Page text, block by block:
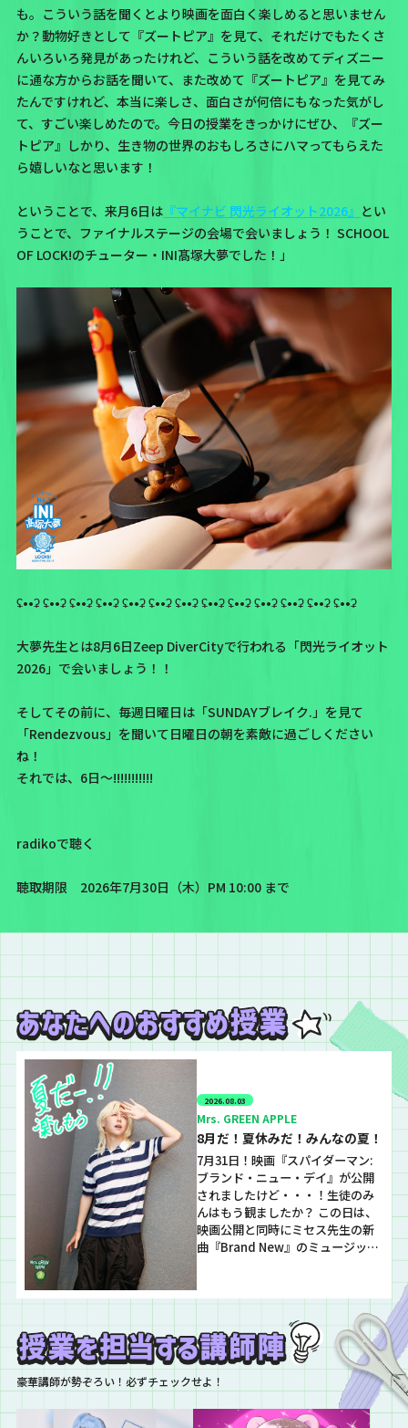
も。こういう話を聞くとより映画を面白く楽しめると思いません
か？動物好きとして『ズートピア』を見て、それだけでもたくさ
んいろいろ発見があったけれど、こういう話を改めてディズニー
に通な方からお話を聞いて、また改めて『ズートピア』を見てみ
たんですけれど、本当に楽しさ、面白さが何倍にもなった気がし
て、すごい楽しめたので。今日の授業をきっかけにぜひ、『ズー
トピア』しかり、生き物の世界のおもしろさにハマってもらえた
ら嬉しいなと思います！
ということで、来月6日は『マイナビ 閃光ライオット2026』 とい
うことで、ファイナルステージの会場で会いましょう！ SCHOOL
OF LOCK!のチューター・INI髙塚大夢でした！」
ʢ••ʡ ʢ••ʡ ʢ••ʡ ʢ••ʡ ʢ••ʡ ʢ••ʡ ʢ••ʡ ʢ••ʡ ʢ••ʡ ʢ••ʡ ʢ••ʡ ʢ••ʡ ʢ••ʡ
大夢先生とは8月6日Zeep DiverCityで行われる「閃光ライオット
2026」で会いましょう！！
そしてその前に、毎週日曜日は「SUNDAYブレイク.」を見て
「Rendezvous」を聞いて日曜日の朝を素敵に過ごしください
ね！
それでは、6日〜!!!!!!!!!!!
radikoで聴く
聴取期限 2026年7月30日（木）PM 10:00 まで
2026.08.03
Mrs. GREEN APPLE
8月だ！夏休みだ！みんなの夏！
7月31日！映画『スパイダーマン:
ブランド・ニュー・デイ』が公開
されましたけど・・・！生徒のみ
んはもう観ましたか？ この日は、
映画公開と同時にミセス先生の新
曲『Brand New』のミュージック
い！！ 映画の中で聴けるのは新曲
だけだけど、このMVを映画館の巨
大スクリーンで観られたら、、！
と考えるといつか観てみたい気持
ちがある職員です…
豪華講師が勢ぞろい！必ずチェックせよ！